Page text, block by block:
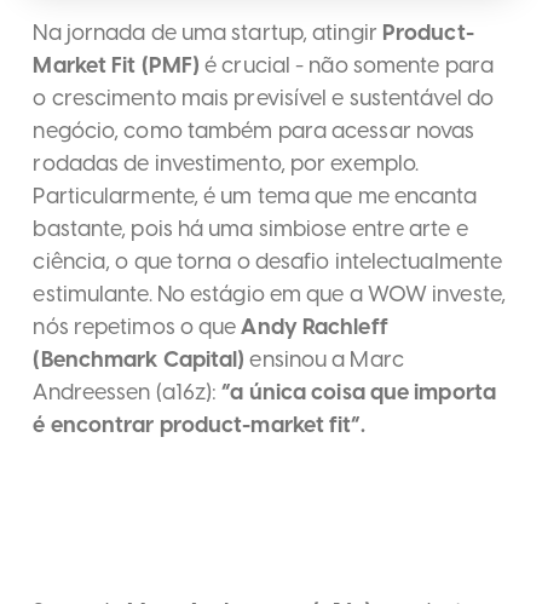
Na jornada de uma startup, atingir Product-
Market Fit (PMF) é crucial - não somente para
o crescimento mais previsível e sustentável do
negócio, como também para acessar novas
rodadas de investimento, por exemplo.
Particularmente, é um tema que me encanta
bastante, pois há uma simbiose entre arte e
ciência, o que torna o desafio intelectualmente
estimulante. No estágio em que a WOW investe,
nós repetimos o queAndy Rachleff
(Benchmark Capital)ensinou a Marc
Andreessen (a16z):“a única coisa que importa
é encontrar product-market fit”.